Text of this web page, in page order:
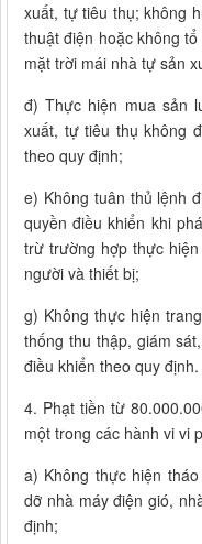
xuất, tự tiêu thụ; không
thuật điện hoặc không
mặt trời mái nhà tự sản
đ) Thực hiện mua sản
xuất, tự tiêu thụ không
theo quy định;
e) Không tuân thủ lệnh
quyền điều khiển khi
trừ trường hợp thực
người và thiết bị;
g) Không thực hiện
thống thu thập, giám
điều khiển theo quy định.
4. Phạt tiền từ
một trong các hành vi vi
a) Không thực hiện
dỡ nhà máy điện gió,
định;